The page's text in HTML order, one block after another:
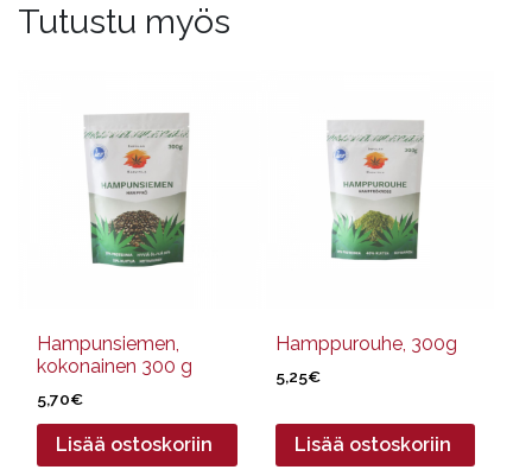
Tutustu myös
Hampunsiemen,
kokonainen 300 g
5,70€
Lisää ostoskoriin
Hamppurouhe, 300g
5,25€
Lisää ostoskoriin